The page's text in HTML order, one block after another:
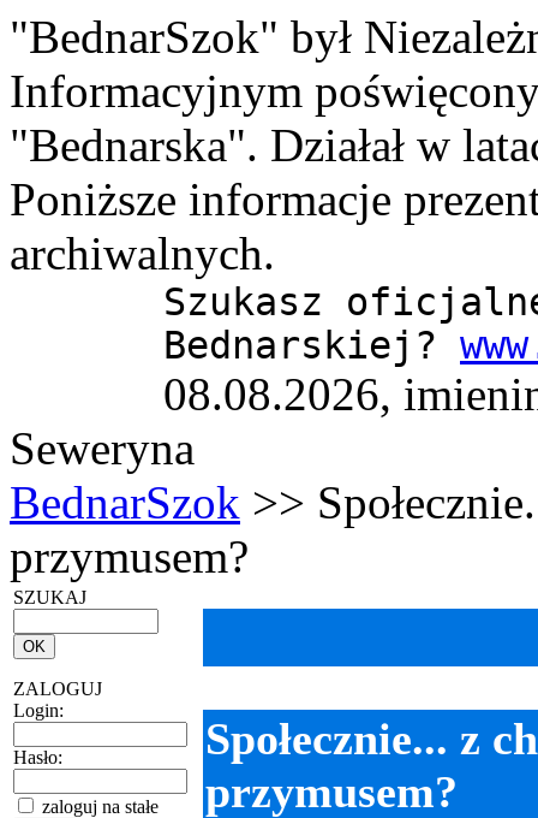
"BednarSzok" był
Informacyjnym
"Bednarska". Działał w
Poniższe informacje
archiwalnych.
Szukasz
Bednarskiej?
08.08.2026,
Seweryna
BednarSzok >>
przymusem?
SZUKAJ
ZALOGUJ
Login:
Hasło:
zaloguj na stałe
Społecznie... z
przymusem?